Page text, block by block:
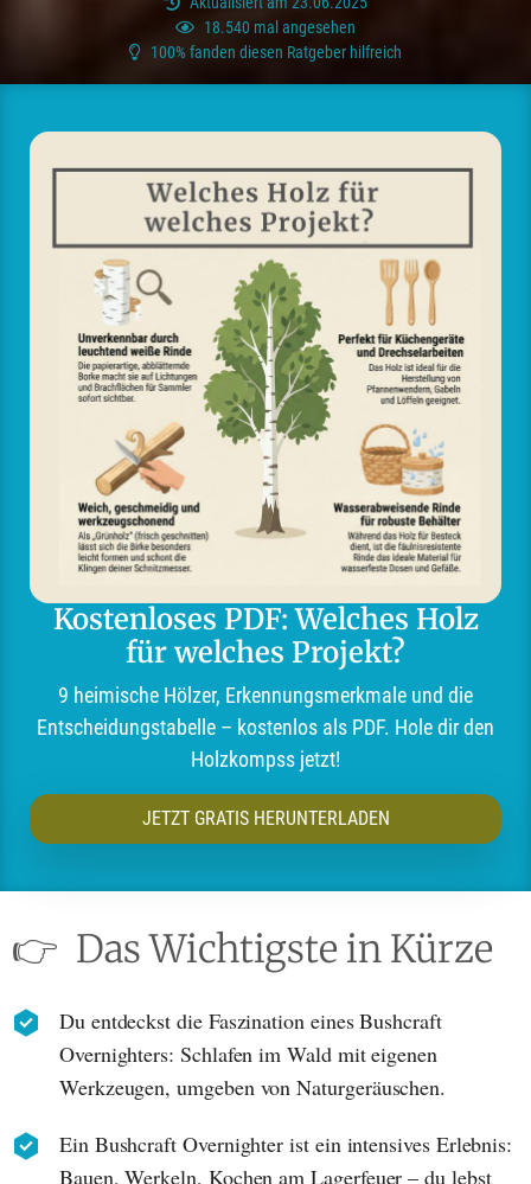
18.540 mal angesehen
100% fanden diesen Ratgeber hilfreich
Kostenloses PDF: Welches Holz
für welches Projekt?
9 heimische Hölzer, Erkennungsmerkmale und die
Entscheidungstabelle – kostenlos als PDF. Hole dir den
Holzkompss jetzt!
JETZT GRATIS HERUNTERLADEN
👉 Das Wichtigste in Kürze
Du entdeckst die Faszination eines Bushcraft
Overnighters: Schlafen im Wald mit eigenen
Werkzeugen, umgeben von Naturgeräuschen.
Ein Bushcraft Overnighter ist ein intensives Erlebnis:
Bauen, Werkeln, Kochen am Lagerfeuer – du lebst